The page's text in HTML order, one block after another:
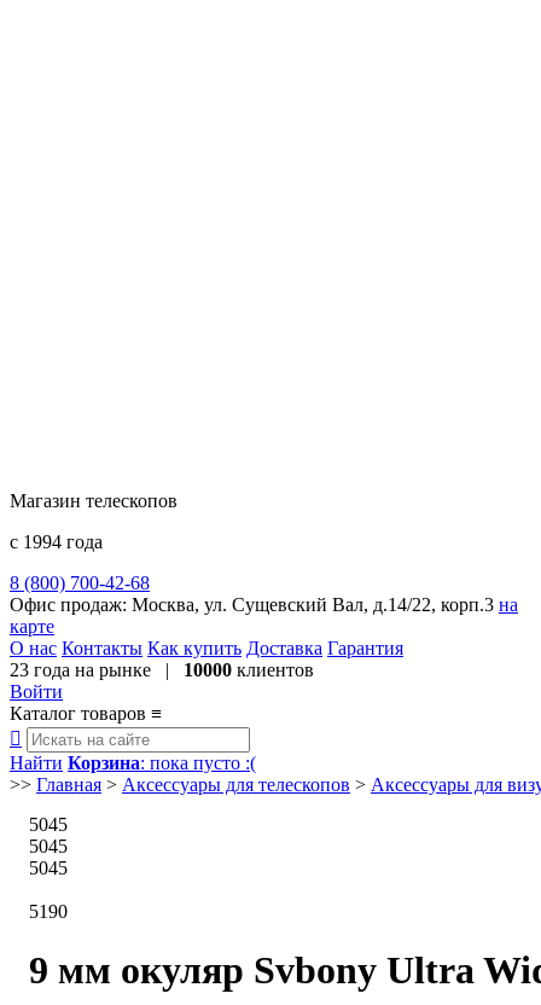
Магазин телескопов
с 1994 года
8 (800) 700-42-68
Офис продаж: Москва, ул. Сущевский Вал, д.14/22, корп.3 на
карте
О нас Контакты Как купить Доставка Гарантия
23 года на рынке | 10000 клиентов
Войти
Каталог товаров ≡

Найти Корзина: пока пусто :(
>> Главная > Аксессуары для телескопов > Аксессуары для
5045
5045
5045
5190
9 мм окуляр Svbony Ultra